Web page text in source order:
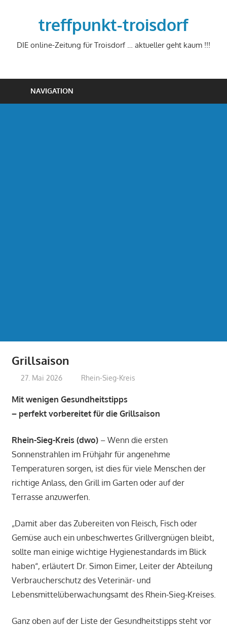
treffpunkt-troisdorf
DIE online-Zeitung für Troisdorf … aktueller geht kaum !!!
NAVIGATION
Grillsaison
27. Mai 2026 treffpunkt
Rhein-Sieg-Kreis
Mit wenigen Gesundheitstipps
– perfekt vorbereitet für die Grillsaison
Rhein-Sieg-Kreis (dwo)– Wenn die ersten
Sonnenstrahlen im Frühjahr für angenehme
Temperaturen sorgen, ist dies für viele Menschen der
richtige Anlass, den Grill im Garten oder auf der
Terrasse anzuwerfen.
„Damit aber das Zubereiten von Fleisch, Fisch oder
Gemüse auch ein unbeschwertes Grillvergnügen bleibt,
sollte man einige wichtige Hygienestandards im Blick
haben“, erläutert Dr. Simon Eimer, Leiter der Abteilung
Verbraucherschutz des Veterinär- und
Lebensmittelüberwachungsamt des Rhein-Sieg-Kreises.
Ganz oben auf der Liste der Gesundheitstipps steht vor